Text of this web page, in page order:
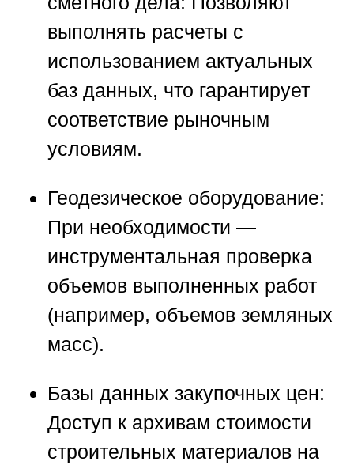
выполнять расчеты с
использованием актуальных
баз данных, что гарантирует
соответствие рыночным
условиям.
Геодезическое оборудование:
При необходимости —
инструментальная проверка
объемов выполненных работ
(например, объемов земляных
масс).
Базы данных закупочных цен:
Доступ к архивам стоимости
строительных материалов на